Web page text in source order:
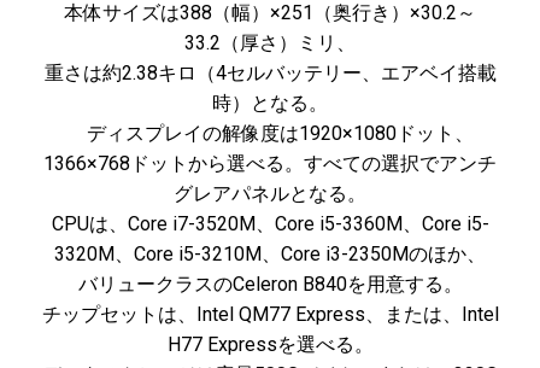
本体サイズは388（幅）×251（奥行き）×30.2～
33.2（厚さ）ミリ、
重さは約2.38キロ（4セルバッテリー、エアベイ搭載
時）となる。
ディスプレイの解像度は1920×1080ドット、
1366×768ドットから選べる。すべての選択でアンチ
グレアパネルとなる。
CPUは、Core i7-3520M、Core i5-3360M、Core i5-
3320M、Core i5-3210M、Core i3-2350Mのほか、
バリュークラスのCeleron B840を用意する。
チップセットは、Intel QM77 Express、または、Intel
H77 Expressを選べる。